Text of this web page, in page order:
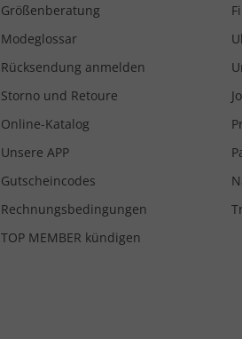
Größenberatung
Modeglossar
Rücksendung anmelden
Storno und Retoure
Online-Katalog
Unsere APP
Gutscheincodes
Rechnungsbedingungen
TOP MEMBER kündigen